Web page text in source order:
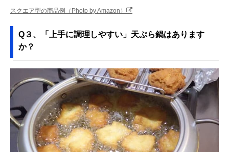
スクエア型の商品例（Photo by Amazon）
Q３、「上手に調理しやすい」天ぷら鍋はあります
か？